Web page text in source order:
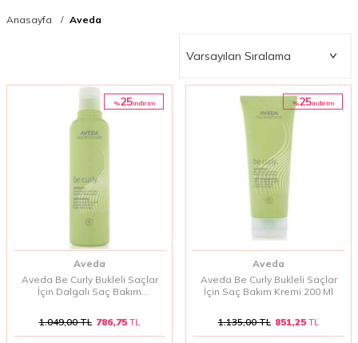
Anasayfa Aveda
%25i̇ndirim
Aveda
Aveda Be Curly Bukleli Saçlar
İçin Dalgalı Saç Bakım
1.049,00TL 786,75TL
%25i̇ndirim
Aveda
Aveda Be Curly Bukleli Saçlar
İçin Saç Bakım Kremi 200 Ml
1.135,00TL 851,25TL